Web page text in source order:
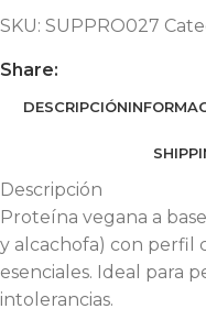
SKU: SUPPRO027
Share:
DESCRIPCIÓN
Descripción
Proteína vegana a
y alcachofa) con perfil
esenciales. Ideal para
intolerancias.